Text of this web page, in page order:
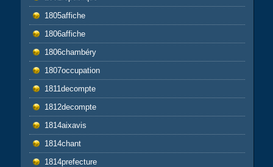
1805affiche
1806affiche
1806chambéry
1807occupation
1811decompte
1812decompte
1814aixavis
1814chant
1814prefecture